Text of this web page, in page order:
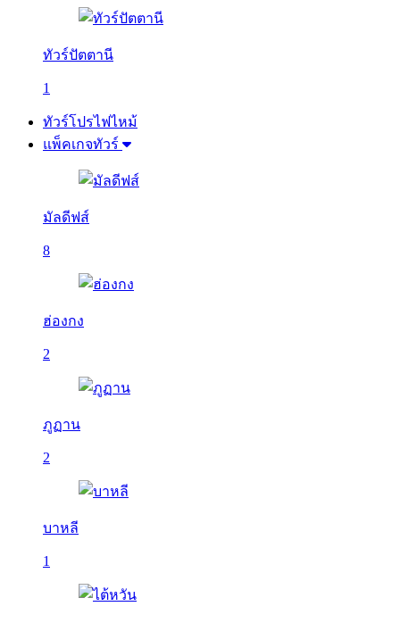
ทัวร์ปัตตานี
1
ทัวร์โปรไฟไหม้
แพ็คเกจทัวร์
มัลดีฟส์
8
ฮ่องกง
2
ภูฏาน
2
บาหลี
1